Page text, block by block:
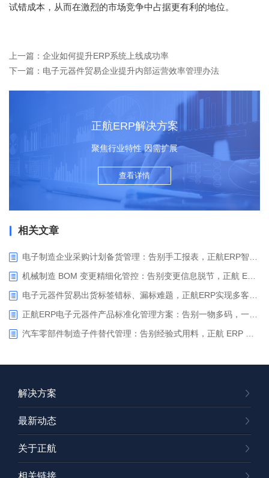
试错成本，从而在激烈的市场竞争中占据更有利的地位。
上一篇：企业如何提升ERP系统上线成功率
下一篇：电子元器件贸易企业提升内部运营效率管理办法
正航ERP解决方案
聚焦行业特性 因需扩展
查看详情
相关文章
解决方案
最新动态
关于正航
相关链接